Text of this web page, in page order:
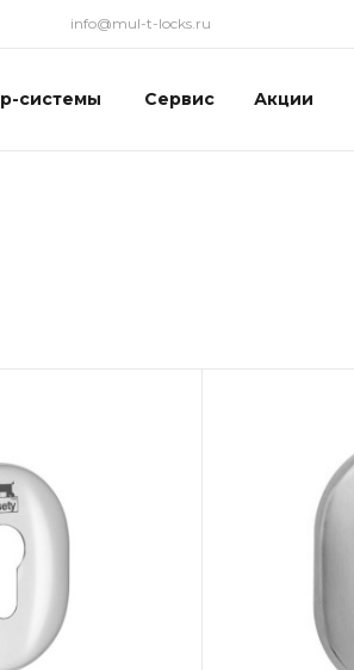
info@mul-t-locks.ru
системы Сервис Акции